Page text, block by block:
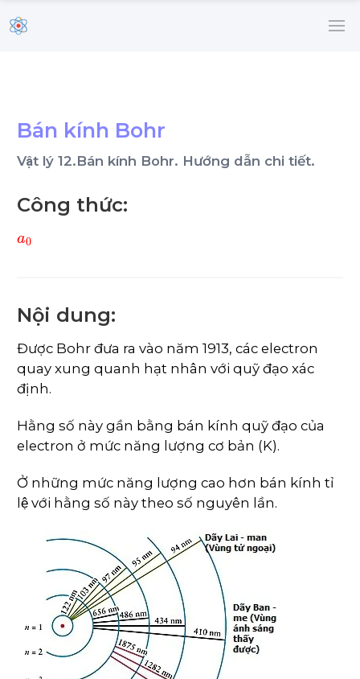
Bán kính Bohr
Vật lý 12.Bán kính Bohr. Hướng dẫn chi tiết.
Công thức:
Nội dung:
Được Bohr đưa ra vào năm 1913, các electron
quay xung quanh hạt nhân với quỹ đạo xác
định.
Hằng số này gần bằng bán kính quỹ đạo của
electron ở mức năng lượng cơ bản (K).
Ở những mức năng lượng cao hơn bán kính tỉ
lệ với hằng số này theo số nguyên lần.